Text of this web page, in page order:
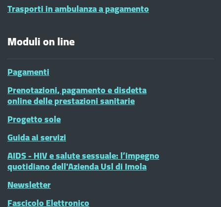
Trasporti in ambulanza a pagamento
Moduli on line
Pagamenti
Prenotazioni, pagamento e disdetta
online delle prestazioni sanitarie
Progetto sole
Guida ai servizi
AIDS - HIV e salute sessuale: l’impegno
quotidiano dell'Azienda Usl di Imola
Newsletter
Fascicolo Elettronico